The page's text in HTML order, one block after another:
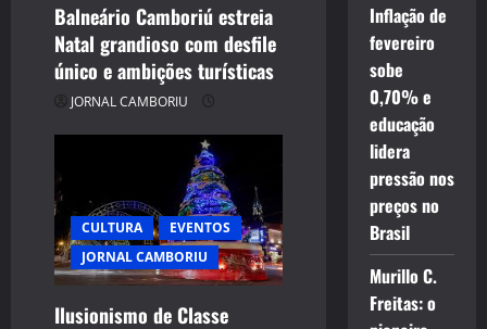
Balneário Camboriú estreia
Natal grandioso com desfile
único e ambições turísticas
JORNAL CAMBORIU
CULTURA
EVENTOS
JORNAL CAMBORIU
Ilusionismo de Classe
Inflação de
fevereiro
sobe
0,70% e
educação
lidera
pressão nos
preços no
Brasil
Murillo C.
Freitas: o